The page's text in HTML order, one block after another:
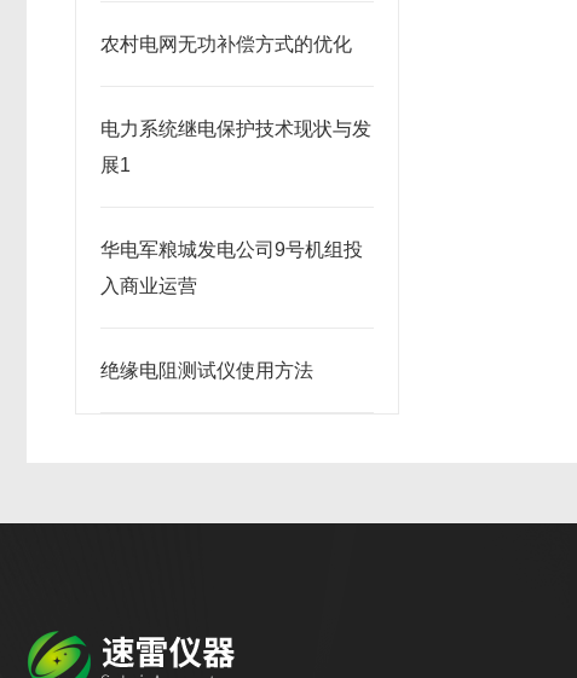
农村电网无功补偿方式的优化
电力系统继电保护技术现状与发
展1
华电军粮城发电公司9号机组投
入商业运营
绝缘电阻测试仪使用方法